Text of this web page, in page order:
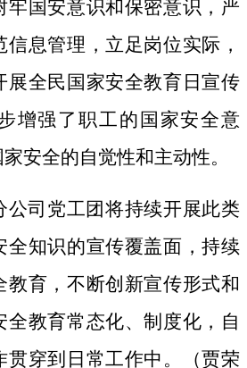
牢国安意识和保密意识，严
息管理，立足岗位实际，
展全民国家安全教育日宣传
增强了职工的国家安全意
安全的自觉性和主动性。
公司党工团将持续开展此类
全知识的宣传覆盖面，持续
教育，不断创新宣传形式和
全教育常态化、制度化，自
贯穿到日常工作中。（贾荣